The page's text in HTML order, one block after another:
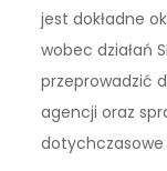
jest dokładne
wobec działań
przeprowadzić
agencji oraz
dotychczasowe